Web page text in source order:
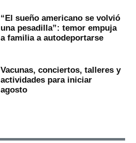
“El sueño americano se volvió
una pesadilla”: temor empuja
a familia a autodeportarse
Vacunas, conciertos, talleres y
actividades para iniciar
agosto